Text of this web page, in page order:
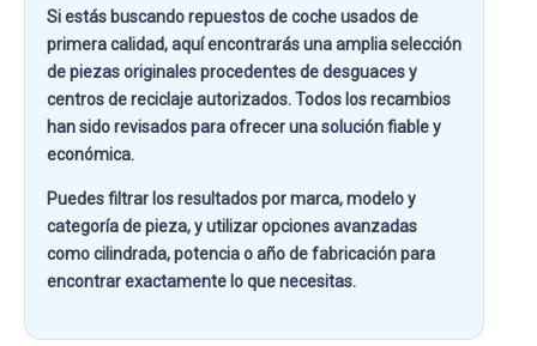
Si estás buscandorepuestos de coche usados de
primera calidad, aquí encontrarás una amplia selección
de piezas originales procedentes de desguaces y
centros de reciclaje autorizados. Todos los recambios
han sido revisados para ofrecer una solución fiable y
económica.
Puedes filtrar los resultados pormarca, modelo y
categoría de pieza, y utilizar opciones avanzadas
comocilindrada, potencia o año de fabricaciónpara
encontrar exactamente lo que necesitas.